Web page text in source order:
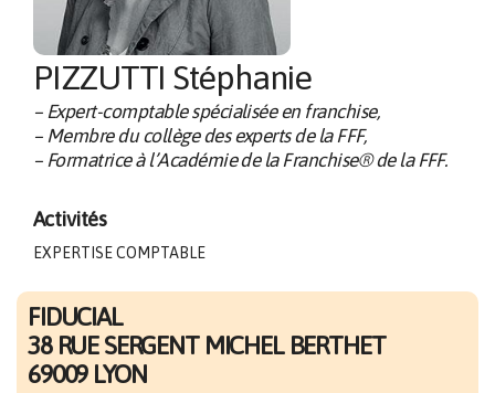
PIZZUTTI Stéphanie
– Expert-comptable spécialisée en franchise,
– Membre du collège des experts de la FFF,
– Formatrice à l’Académie de la Franchise® de la FFF.
Activités
EXPERTISE COMPTABLE
FIDUCIAL
38 RUE SERGENT MICHEL BERTHET
69009 LYON